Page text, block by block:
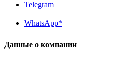
Telegram
WhatsApp*
Данные о компании